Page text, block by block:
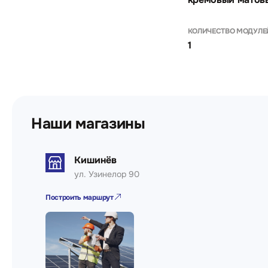
КОЛИЧЕСТВО
1
Наши магазины
Кишинёв
ул. Узинелор 90
Построить маршрут